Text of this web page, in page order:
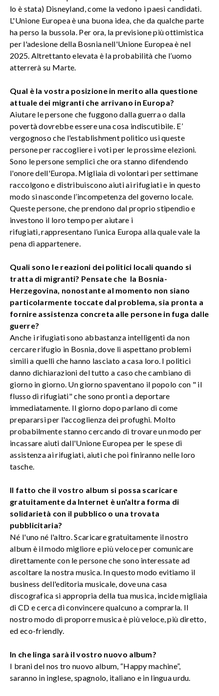
lo è stata) Disneyland, come la vedono i paesi candidati.
L'Unione Europea è una buona idea, che da qualche parte
ha perso la bussola. Per ora, la previsione più ottimistica
per l'adesione della Bosnia nell'Unione Europea è nel
2025. Altrettanto elevata è la probabilità che l’uomo
atterrerà su Marte.
Qual è la vostra posizione in merito alla questione
attuale dei migranti che arrivano in Europa?
Aiutare le persone che fuggono dalla guerra o dalla
povertà dovrebbe essere una cosa indiscutibile. E’
vergognoso che l'establishment politico usi queste
persone per raccogliere i voti per le prossime elezioni.
Sono le persone semplici che ora stanno difendendo
l'onore dell'Europa. Migliaia di volontari per settimane
raccolgono e distribuiscono aiuti ai rifugiati e in questo
modo si nasconde l’incompetenza del governo locale.
Queste persone, che prendono dal proprio stipendio e
investono il loro tempo per aiutare i
rifugiati, rappresentano l’unica Europa alla quale vale la
pena di appartenere.
Quali sono le reazioni dei politici locali quando si
tratta di migranti? Pensate che la Bosnia-
Herzegovina, nonostante al momento non siano
particolarmente toccate dal problema, sia pronta a
fornire assistenza concreta alle persone in fuga dalle
guerre?
Anche i rifugiati sono abbastanza intelligenti da non
cercare rifugio in Bosnia, dove li aspettano problemi
simili a quelli che hanno lasciato a casa loro. I politici
danno dichiarazioni del tutto a caso che cambiano di
giorno in giorno. Un giorno spaventano il popolo con " il
flusso di rifugiati" che sono pronti a deportare
immediatamente. Il giorno dopo parlano di come
prepararsi per l'accoglienza dei profughi. Molto
probabilmente stanno cercando di trovare un modo per
incassare aiuti dall'Unione Europea per le spese di
assistenza ai rifugiati, aiuti che poi finiranno nelle loro
tasche.
Il fatto che il vostro album si possa scaricare
gratuitamente da Internet è un'altra forma di
solidarietà con il pubblico o una trovata
pubblicitaria?
Né l'uno né l'altro. Scaricare gratuitamente il nostro
album è il modo migliore e più veloce per comunicare
direttamente con le persone che sono interessate ad
ascoltare la nostra musica. In questo modo evitiamo il
business dell'editoria musicale, dove una casa
discografica si appropria della tua musica, incide migliaia
di CD e cerca di convincere qualcuno a comprarla. Il
nostro modo di proporre musica è più veloce, più diretto,
ed eco-friendly.
In che linga sarà il vostro nuovo album?
I brani del nos tro nuovo album, “Happy machine”,
saranno in inglese, spagnolo, italiano e in lingua urdu.